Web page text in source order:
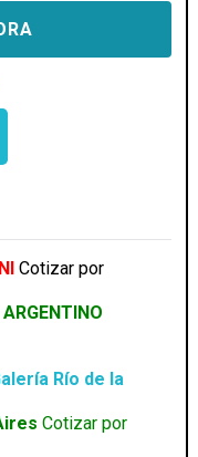
Cotizar por
Río de la
Cotizar por